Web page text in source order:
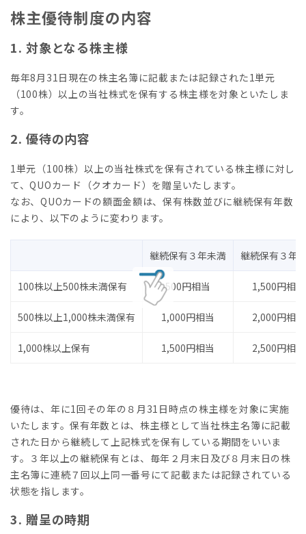
株主優待制度の内容
1. 対象となる株主様
毎年8月31日現在の株主名簿に記載または記録された1単元
（100株）以上の当社株式を保有する株主様を対象といたしま
す。
2. 優待の内容
1単元（100株）以上の当社株式を保有されている株主様に対し
て、QUOカード（クオカード）を贈呈いたします。
なお、QUOカードの額面金額は、保有株数並びに継続保有年数
により、以下のように変わります。
継続保有３年未満 継続保有３年
100株以上500株未満保有 500円相当 1,500円相当
500株以上1,000株未満保有 1,000円相当 2,000円相当
1,000株以上保有 1,500円相当 2,500円相当
優待は、年に1回その年の８月31日時点の株主様を対象に実施
いたします。保有年数とは、株主様として当社株主名簿に記載
された日から継続して上記株式を保有している期間をいいま
す。３年以上の継続保有とは、毎年２月末日及び８月末日の株
主名簿に連続７回以上同一番号にて記載または記録されている
状態を指します。
3. 贈呈の時期